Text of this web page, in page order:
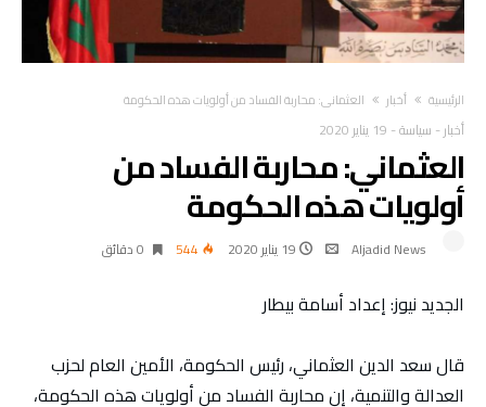
‫الرئيسية‬ أخبار العثماني: محاربة الفساد من أولويات هذه الحكومة
أخبار- سياسة- 19 يناير 2020
العثماني: محاربة الفساد من
أولويات هذه الحكومة
Aljadid News 19 يناير 2020 544 0 ‫دقائق‬
الجديد نيوز: إعداد أسامة بيطار
قال سعد الدين العثماني، رئيس الحكومة، الأمين العام لحزب
العدالة والتنمية، إن محاربة الفساد من أولويات هذه الحكومة،